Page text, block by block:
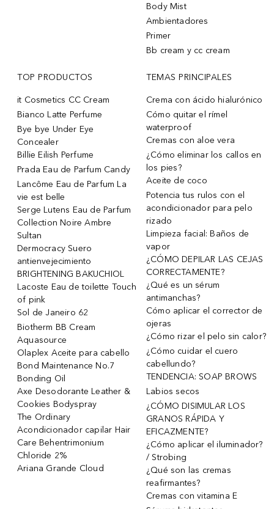
Body Mist
Ambientadores
Primer
Bb cream y cc cream
TOP PRODUCTOS
it Cosmetics CC Cream
Bianco Latte Perfume
Bye bye Under Eye
Concealer
Billie Eilish Perfume
Prada Eau de Parfum Candy
Lancôme Eau de Parfum La
vie est belle
Serge Lutens Eau de Parfum
Collection Noire Ambre
Sultan
Dermocracy Suero
antienvejecimiento
BRIGHTENING BAKUCHIOL
Lacoste Eau de toilette Touch
of pink
Sol de Janeiro 62
Biotherm BB Cream
Aquasource
Olaplex Aceite para cabello
Bond Maintenance No.7
Bonding Oil
Axe Desodorante Leather &
Cookies Bodyspray
The Ordinary
Acondicionador capilar Hair
Care Behentrimonium
Chloride 2%
Ariana Grande Cloud
TEMAS PRINCIPALES
Crema con ácido hialurónico
Cómo quitar el rímel
waterproof
Cremas con aloe vera
¿Cómo eliminar los callos en
los pies?
Aceite de coco
Potencia tus rulos con el
acondicionador para pelo
rizado
Limpieza facial: Baños de
vapor
¿CÓMO DEPILAR LAS CEJAS
CORRECTAMENTE?
¿Qué es un sérum
antimanchas?
Cómo aplicar el corrector de
ojeras
¿Cómo rizar el pelo sin calor?
¿Cómo cuidar el cuero
cabellundo?
TENDENCIA: SOAP BROWS
Labios secos
¿CÓMO DISIMULAR LOS
GRANOS RÁPIDA Y
EFICAZMENTE?
¿Cómo aplicar el iluminador?
/ Strobing
¿Qué son las cremas
reafirmantes?
Cremas con vitamina E